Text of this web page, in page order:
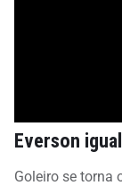
Everson
Goleiro se torna